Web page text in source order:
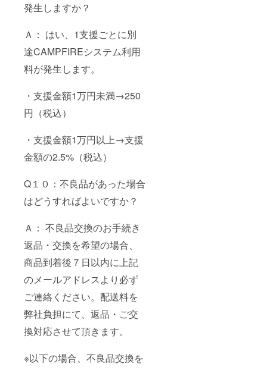
発生しますか？
Ａ： はい、1支援ごとに別
途CAMPFIREシステム利用
料が発生します。
・支援金額1万円未満→250
円（税込）
・支援金額1万円以上→支援
金額の2.5%（税込）
Q１０：不良品があった場合
はどうすればよいですか？
Ａ： 不良品交換のお手続き
返品・交換を希望の場合、
商品到着後７日以内に上記
のメールアドレスより必ず
ご連絡ください。配送料を
弊社負担にて、返品・ご交
換対応させて頂きます。
※以下の場合、不良品交換を